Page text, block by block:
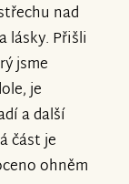
nad
lásky. Přišli
jsme
je
a další
část je
ohněm